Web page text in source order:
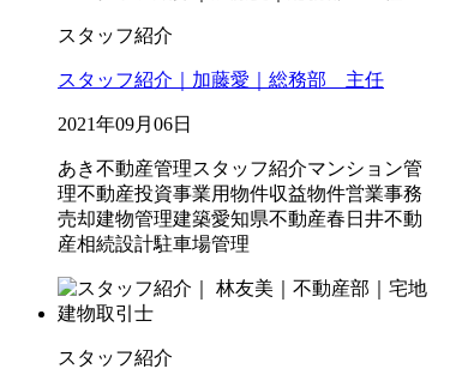
スタッフ紹介
スタッフ紹介｜加藤愛｜総務部 主任
2021年09月06日
あき不動産管理スタッフ紹介マンション管
理不動産投資事業用物件収益物件営業事務
売却建物管理建築愛知県不動産春日井不動
産相続設計駐車場管理
スタッフ紹介